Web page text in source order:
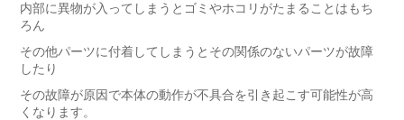
内部に異物が入ってしまうとゴミやホコリがたまることはもち
ろん
その他パーツに付着してしまうとその関係のないパーツが故障
したり
その故障が原因で本体の動作が不具合を引き起こす可能性が高
くなります。